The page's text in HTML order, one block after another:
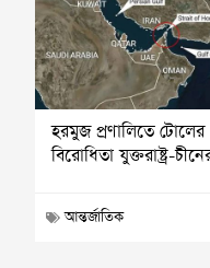
হরমুজ প্রণালিতে টোলের
বিরোধিতা যুক্তরাষ্ট্র-
আন্তর্জাতিক